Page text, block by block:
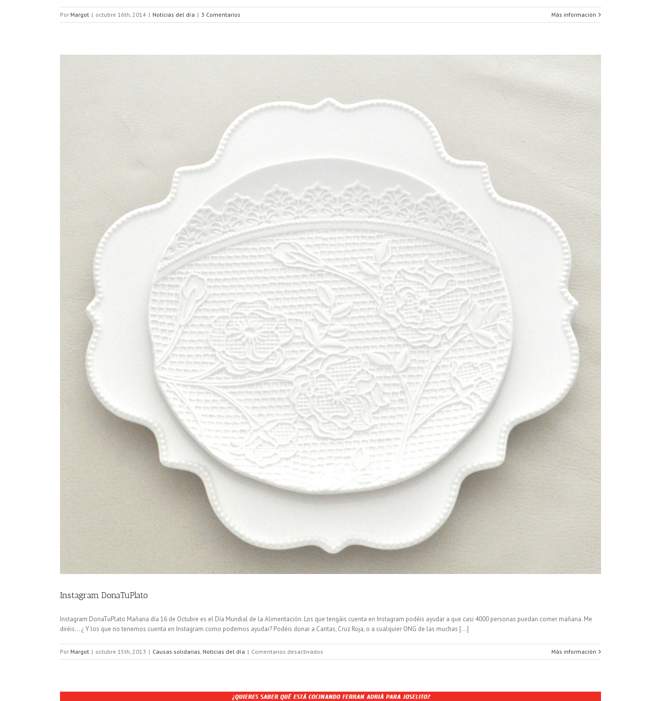
Por Margot | octubre 16th, 2014 | Noticias del día | 3 Comentarios Más información
Instagram DonaTuPlato
Instagram DonaTuPlato Mañana día 16 de Octubre es el Día Mundial de la Alimentación. Los que tengáis cuenta en Instagram podéis ayudar a que casi 4000 personas puedan comer mañana. Me
diréis... ¿ Y los que no tenemos cuenta en Instagram como podemos ayudar? Podéis donar a Caritas, Cruz Roja, o a cualquier ONG de las muchas [...]
Por Margot | octubre 15th, 2013 | Causas solidarias Noticias del día | Comentarios desactivados
Instagram
Más información